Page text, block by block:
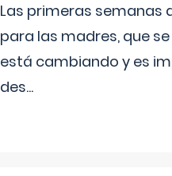
Las primeras semanas
para las madres, que
está cambiando y es
des...